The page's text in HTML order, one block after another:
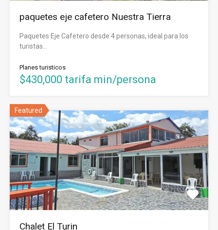
paquetes eje cafetero Nuestra Tierra
Paquetes Eje Cafetero desde 4 personas, ideal para los
turistas…
Planes turisticos
$430,000 tarifa min/persona
Featured
Chalet El Turin